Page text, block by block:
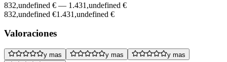
832,undefined € — 1.431,undefined €
832,undefined €1.431,undefined €
Valoraciones
y mas y mas
y mas